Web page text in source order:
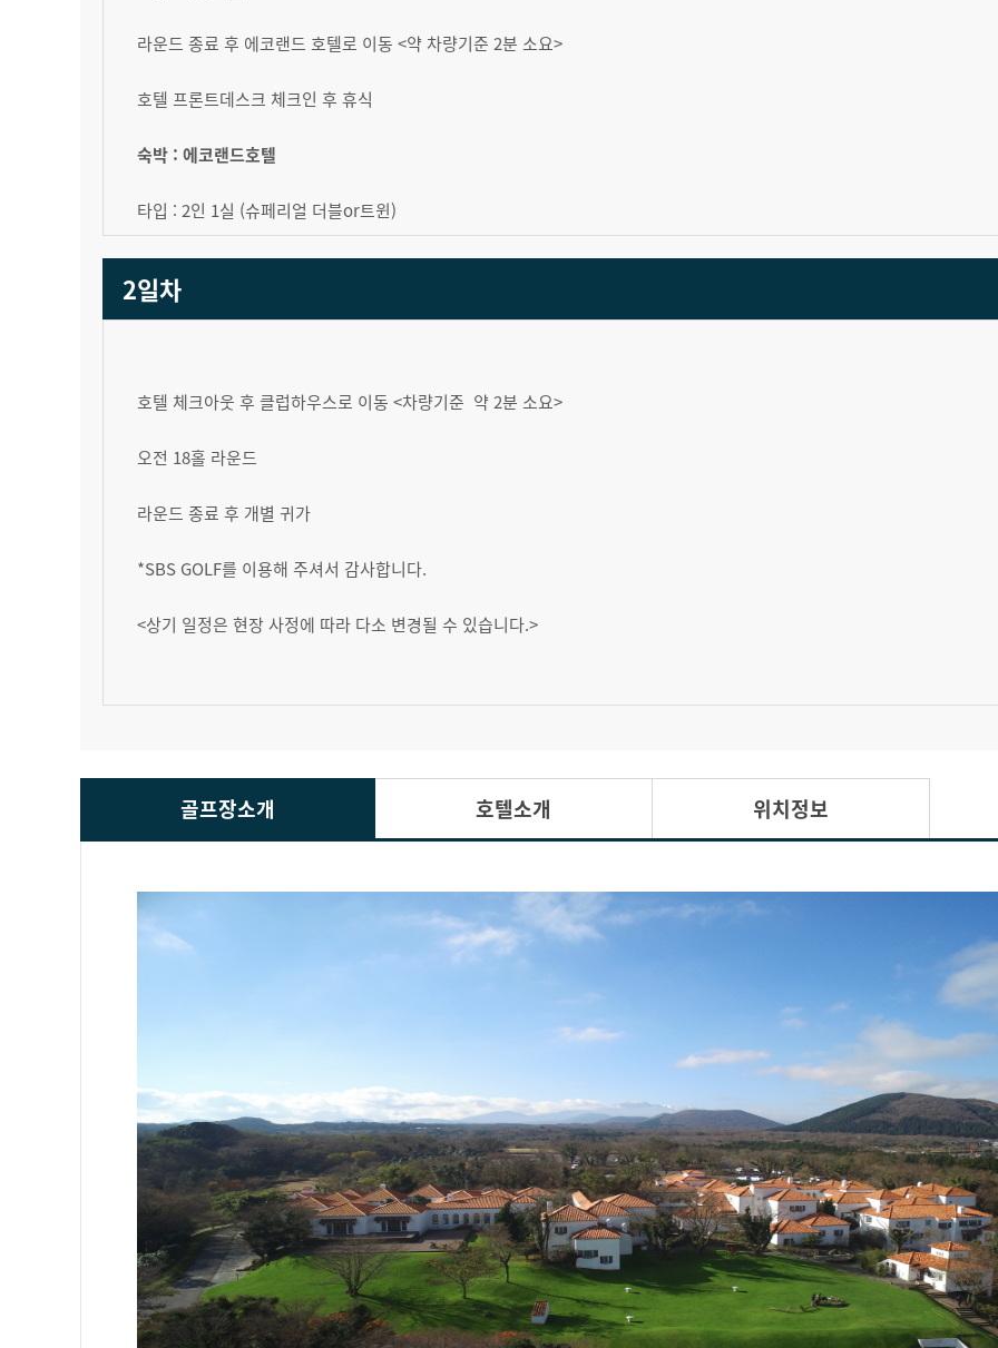
라운드 종료 후 에코랜드 호텔로 이동 <약 차량기준 2분 소요>
호텔 프론트데스크 체크인 후 휴식
숙박 : 에코랜드호텔
타입 : 2인 1실 (슈페리얼 더블or트윈)
2일차
호텔 체크아웃 후 클럽하우스로 이동 <차량기준 약 2분 소요>
오전 18홀 라운드
라운드 종료 후 개별 귀가
*SBS GOLF를 이용해 주셔서 감사합니다.
<상기 일정은 현장 사정에 따라 다소 변경될 수 있습니다.>
골프장소개 호텔소개 위치정보